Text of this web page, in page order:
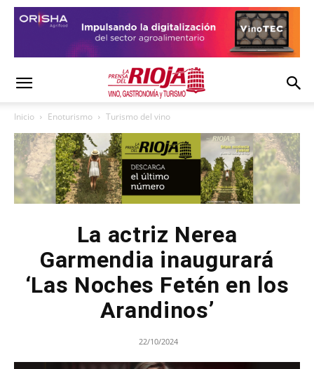
Inicio Enoturismo Turismo del vino
La actriz Nerea
Garmendia inaugurará
‘Las Noches Fetén en los
Arandinos’
22/10/2024